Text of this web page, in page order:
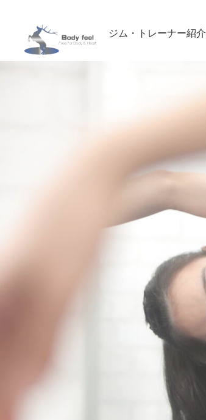
ジム・トレーナー紹介